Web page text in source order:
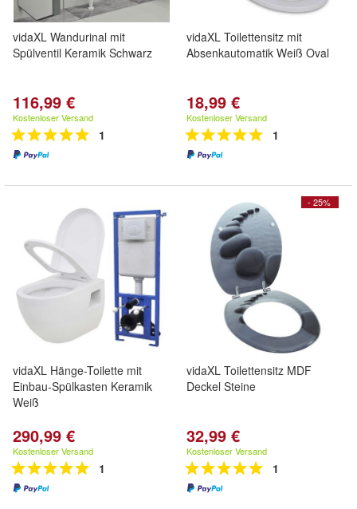
vidaXL Wandurinal mit
Spülventil Keramik Schwarz
116,99 €
Kostenloser Versand
1
vidaXL Toilettensitz mit
Absenkautomatik Weiß Oval
18,99 €
Kostenloser Versand
1
vidaXL Hänge-Toilette mit
Einbau-Spülkasten Keramik
Weiß
290,99 €
Kostenloser Versand
1
- 25%
vidaXL Toilettensitz MDF
Deckel Steine
32,99 €
Kostenloser Versand
1